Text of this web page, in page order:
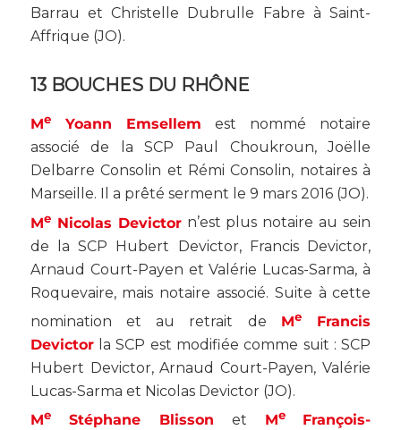
Barrau et Christelle Dubrulle Fabre à Saint-
Affrique (JO).
13 BOUCHES DU RHÔNE
MeYoann Emsellem est nommé notaire
associé de la SCP Paul Choukroun, Joëlle
Delbarre Consolin et Rémi Consolin, notaires à
Marseille. Il a prêté serment le 9 mars 2016 (JO).
MeNicolas Devictorn’est plus notaire au sein
de la SCP Hubert Devictor, Francis Devictor,
Arnaud Court-Payen et Valérie Lucas-Sarma, à
Roquevaire, mais notaire associé. Suite à cette
nomination et au retrait de Me Francis
Devictorla SCP est modifiée comme suit : SCP
Hubert Devictor, Arnaud Court-Payen, Valérie
Lucas-Sarma et Nicolas Devictor (JO).
MeStéphane Blisson et Me
François-